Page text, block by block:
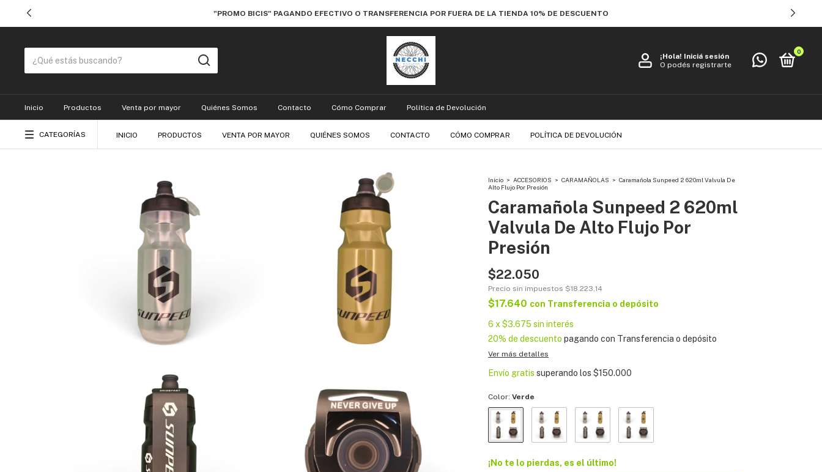
"PROMO BICIS" PAGANDO EFECTIVO O TRANSFERENCIA POR FUERA DE LA TIENDA 10% DE DESCUENTO
¡Hola! Iniciá sesión
O podés registrarte
0
Inicio Productos Venta por mayor Quiénes Somos Contacto Cómo Comprar Política de Devolución
CATEGORÍAS INICIO PRODUCTOS VENTA POR MAYOR QUIÉNES SOMOS CONTACTO CÓMO COMPRAR POLÍTICA DE DEVOLUCIÓN
Inicio > ACCESORIOS > CARAMAÑOLAS > Caramañola Sunpeed 2 620ml Valvula De
Alto Flujo Por Presión
Caramañola Sunpeed 2 620ml
Valvula De Alto Flujo Por
Presión
$22.050
Precio sin impuestos $18.223,14
$17.640 con Transferencia o depósito
6 x $3.675 sin interés
20% de descuento pagando con Transferencia o depósito
Ver más detalles
Envío gratis superando los $150.000
Color: Verde
¡No te lo pierdas, es el último!